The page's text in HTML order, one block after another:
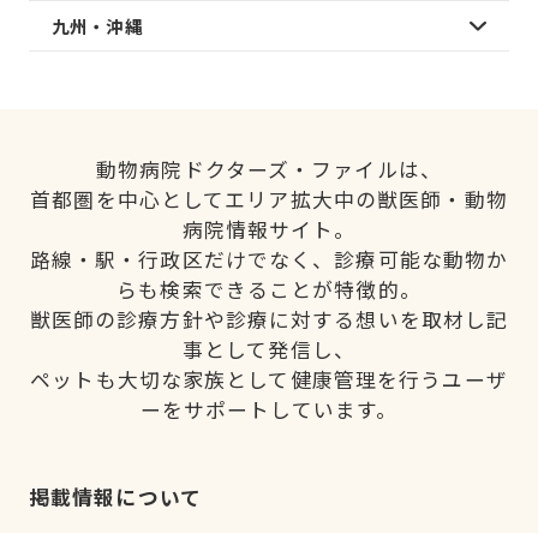
九州・沖縄
動物病院ドクターズ・ファイルは、
首都圏を中心としてエリア拡大中の獣医師・動物
病院情報サイト。
路線・駅・行政区だけでなく、診療可能な動物か
らも検索できることが特徴的。
獣医師の診療方針や診療に対する想いを取材し記
事として発信し、
ペットも大切な家族として健康管理を行うユーザ
ーをサポートしています。
掲載情報について